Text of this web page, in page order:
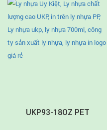
UKP93-18OZ PET